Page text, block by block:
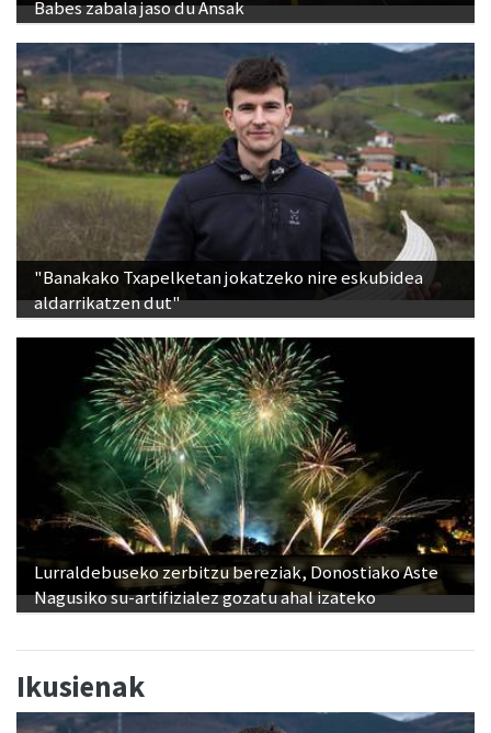
Babes zabala jaso du Ansak
"Banakako Txapelketan jokatzeko nire eskubidea
aldarrikatzen dut"
Lurraldebuseko zerbitzu bereziak, Donostiako Aste
Nagusiko su-artifizialez gozatu ahal izateko
Ikusienak